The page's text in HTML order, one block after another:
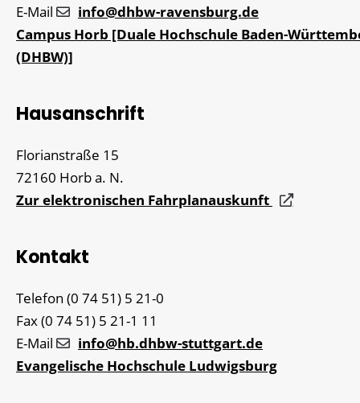
E-Mail
info@dhbw-ravensburg.de
Campus Horb [Duale Hochschule Baden-
(DHBW)]
Hausanschrift
Florianstraße 15
72160 Horb a. N.
Zur elektronischen Fahrplanauskunft
Kontakt
Telefon (0 74 51) 5 21-0
Fax(0 74 51) 5 21-1 11
E-Mail
info@hb.dhbw-stuttgart.de
Evangelische Hochschule Ludwigsburg